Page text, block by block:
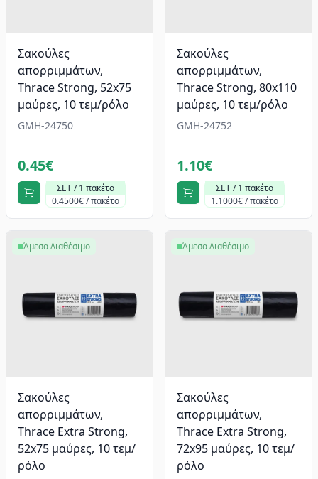
Σακούλες
απορριμμάτων,
Thrace Strong, 52x75
μαύρες, 10 τεμ/ρόλο
GMH-24750
0.45€
ΣΕΤ / 1 πακέτο
0.4500€ / πακέτο
Σακούλες
απορριμμάτων,
Thrace Strong, 80x110
μαύρες, 10 τεμ/ρόλο
GMH-24752
1.10€
ΣΕΤ / 1 πακέτο
1.1000€ / πακέτο
Σακούλες
απορριμμάτων,
Thrace Extra Strong,
52x75 μαύρες, 10 τεμ/
ρόλο
Άμεσα Διαθέσιμο
Σακούλες
απορριμμάτων,
Thrace Extra Strong,
72x95 μαύρες, 10 τεμ/
ρόλο
Άμεσα Διαθέσιμο